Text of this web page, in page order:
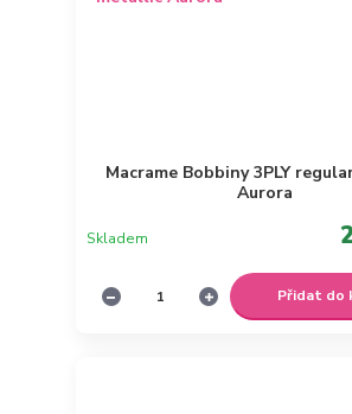
Macrame Bobbiny 3PLY
Aurora
Skladem
Přidat do